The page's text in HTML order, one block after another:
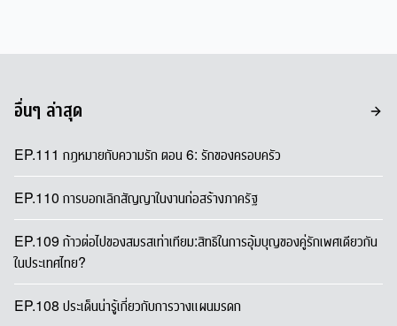
อื่นๆ ล่าสุด
EP.111 กฎหมายกับความรัก ตอน 6: รักของครอบครัว
EP.110 การบอกเลิกสัญญาในงานก่อสร้างภาครัฐ
EP.109 ก้าวต่อไปของสมรสเท่าเทียม:สิทธิในการอุ้มบุญของคู่รักเพศเดียวกัน
ในประเทศไทย?
EP.108 ประเด็นน่ารู้เกี่ยวกับการวางแผนมรดก